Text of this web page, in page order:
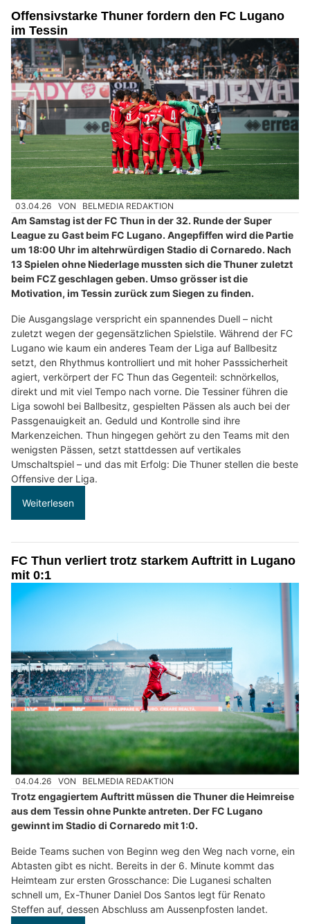
Offensivstarke Thuner fordern den FC Lugano
im Tessin
03.04.26 VON BELMEDIA REDAKTION
Am Samstag ist der FC Thun in der 32. Runde der Super
League zu Gast beim FC Lugano. Angepfiffen wird die Partie
um 18:00 Uhr im altehrwürdigen Stadio di Cornaredo. Nach
13 Spielen ohne Niederlage mussten sich die Thuner zuletzt
beim FCZ geschlagen geben. Umso grösser ist die
Motivation, im Tessin zurück zum Siegen zu finden.
Die Ausgangslage verspricht ein spannendes Duell – nicht
zuletzt wegen der gegensätzlichen Spielstile. Während der FC
Lugano wie kaum ein anderes Team der Liga auf Ballbesitz
setzt, den Rhythmus kontrolliert und mit hoher Passsicherheit
agiert, verkörpert der FC Thun das Gegenteil: schnörkellos,
direkt und mit viel Tempo nach vorne. Die Tessiner führen die
Liga sowohl bei Ballbesitz, gespielten Pässen als auch bei der
Passgenauigkeit an. Geduld und Kontrolle sind ihre
Markenzeichen. Thun hingegen gehört zu den Teams mit den
wenigsten Pässen, setzt stattdessen auf vertikales
Umschaltspiel – und das mit Erfolg: Die Thuner stellen die beste
Offensive der Liga.
Weiterlesen
FC Thun verliert trotz starkem Auftritt in Lugano
mit 0:1
04.04.26 VON BELMEDIA REDAKTION
Trotz engagiertem Auftritt müssen die Thuner die Heimreise
aus dem Tessin ohne Punkte antreten. Der FC Lugano
gewinnt im Stadio di Cornaredo mit 1:0.
Beide Teams suchen von Beginn weg den Weg nach vorne, ein
Abtasten gibt es nicht. Bereits in der 6. Minute kommt das
Heimteam zur ersten Grosschance: Die Luganesi schalten
schnell um, Ex-Thuner Daniel Dos Santos legt für Renato
Steffen auf, dessen Abschluss am Aussenpfosten landet.